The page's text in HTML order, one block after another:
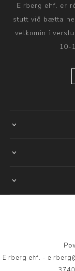
Eirberg ehf. er
stutt við bætta
velkomin í
10-
Eirberg ehf. -